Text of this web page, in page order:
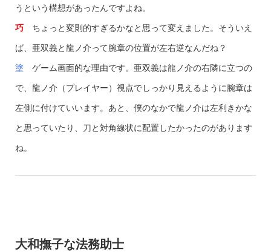
うという構想があったんですよね。
巧ちょっと変則的すぎるかなと思って変えました。そういえ
ば、亜双義と龍ノ介って腕章の位置が左右逆なんだね？
塗 ゲーム画面的な理由です。亜双義は龍ノ介の右隣に立つの
で、龍ノ介（プレイヤー）視点でしっかり見えるように腕章は
左側に付けていいます。あと、僕のなかで龍ノ介は左利きかな
と思っていたり、刀と対角線状に配置したかったのがあります
ね。
大和撫子な法務助士